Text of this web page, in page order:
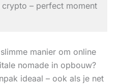
– perfect moment
manier om online
nomade in opbouw?
ideaal – ook als je net